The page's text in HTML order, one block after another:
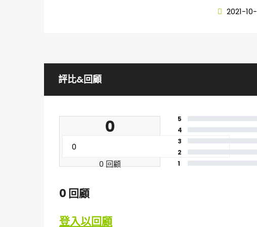
2021-
評比&回顧
0
0 回顧
5
4
3
2
1
0 回顧
登入以回顧